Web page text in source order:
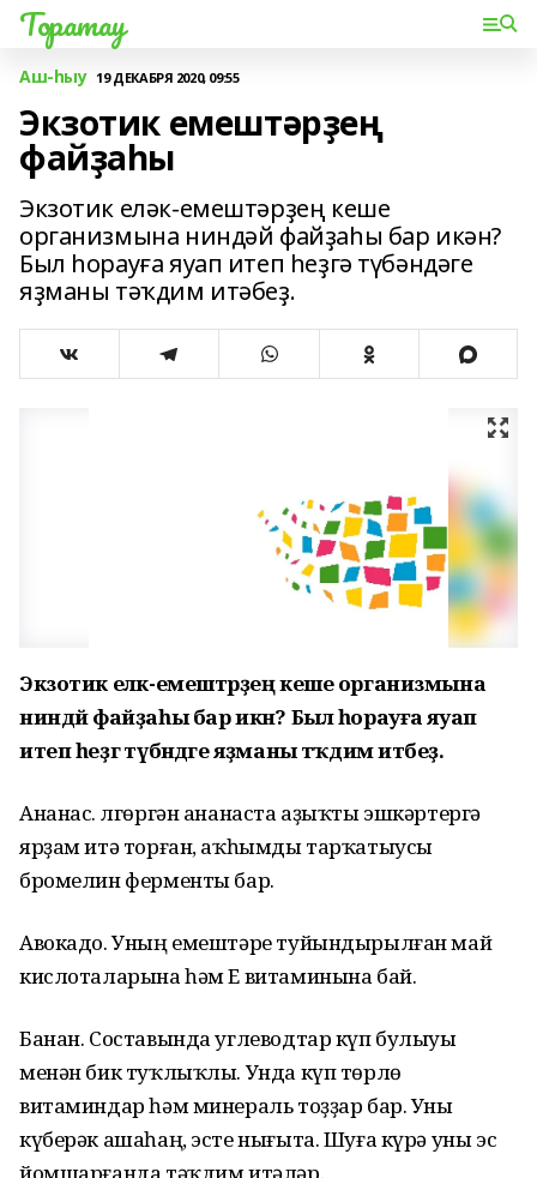
Торатау
Аш-һыу 19 ДЕКАБРЯ 2020, 09:55
Экзотик емештәрҙең
файҙаһы
Экзотик еләк-емештәрҙең кеше
организмына ниндәй файҙаһы бар икән?
Был һорауға яуап итеп һеҙгә түбәндәге
яҙманы тәҡдим итәбеҙ.
Экзотик еләк-емештәрҙең кеше организмына
ниндәй файҙаһы бар икән? Был һорауға яуап
итеп һеҙгә түбәндәге яҙманы тәҡдим итәбеҙ.
Ананас. Өлгөргән ананаста аҙыҡты эшкәртергә
ярҙам итә торған, аҡһымды тарҡатыусы
бромелин ферменты бар.
Авокадо. Уның емештәре туйындырылған май
кислоталарына һәм Е витаминына бай.
Банан. Составында углеводтар күп булыуы
менән бик туҡлыҡлы. Унда күп төрлө
витаминдар һәм минераль тоҙҙар бар. Уны
күберәк ашаһаң, эсте нығыта. Шуға күрә уны эс